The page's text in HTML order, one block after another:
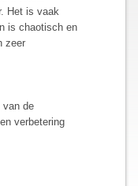
Het is vaak
is chaotisch en
zeer
van de
verbetering